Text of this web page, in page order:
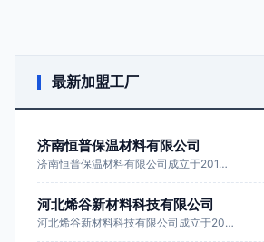
最新加盟工厂
济南恒普保温材料有限公司
济南恒普保温材料有限公司成立于201…
河北烯谷新材料科技有限公司
河北烯谷新材料科技有限公司成立于20…